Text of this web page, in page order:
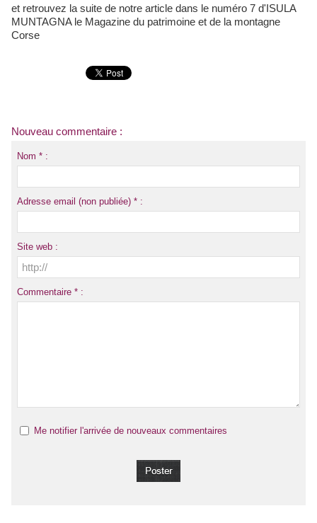
et retrouvez la suite de notre article dans le numéro 7 d'ISULA
MUNTAGNA le Magazine du patrimoine et de la montagne
Corse
Nouveau commentaire :
Nom * :
Adresse email (non publiée) * :
Site web :
Commentaire * :
Me notifier l'arrivée de nouveaux commentaires